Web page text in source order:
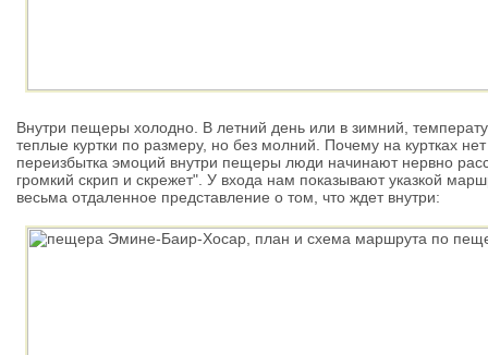
Внутри пещеры холодно. В летний день или в зимний,
теплые куртки по размеру, но без молний. Почему на куртках
переизбытка эмоций внутри пещеры люди начинают нервно
громкий скрип и скрежет". У входа нам показывают указкой
весьма отдаленное представление о том, что ждет внутри: